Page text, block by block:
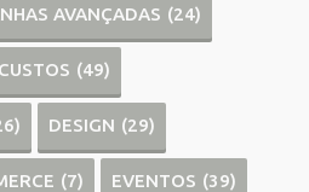
AVANÇADAS (24)
CUSTOS (49)
DESIGN (29)
(7) EVENTOS (39)